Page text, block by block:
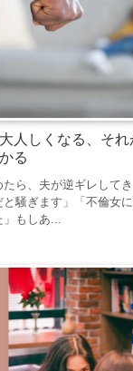
人しくなる、それ
る
たら、夫が逆ギレして
騒ぎます」「不倫女
もしあ...